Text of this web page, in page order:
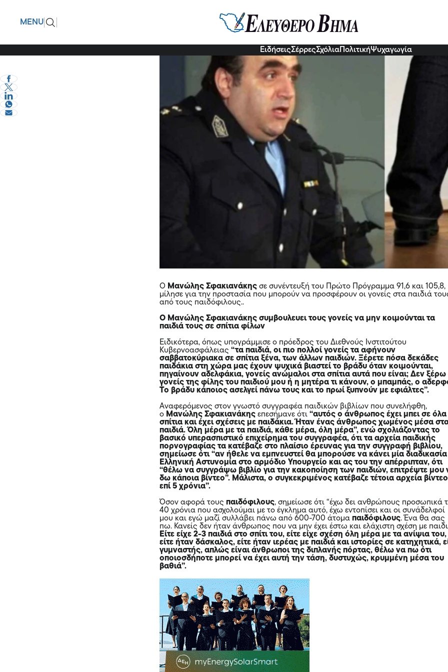
MENU
ΕιδήσειςΣέρρεςΣχόλια ΠολιτικήΨυχαγωγία
Δραματική προειδοποίηση Σφακιανάκη:
παιδιά σας να κοιμούνται σε άλλα σπίτια»
eVima Serres Team06 Νοε 2022, 11:21
Ο Μανώλης Σφακιανάκης σε συνέντευξή του Πρώτο Πρόγραμμα 91,6 και 105,8,
μίλησε για την προστασία που μπορούν να προσφέρουν οι γονείς στα παιδιά
από τους παιδόφιλους..
Ο Μανώλης Σφακιανάκης συμβουλευει τους γονείςνα μην κοιμούνται τα
παιδιά τους σε σπίτια φίλων
Ειδικότερα, όπως υπογράμμισε ο πρόεδρος του Διεθνούς Ινστιτούτου
Κυβερνοασφάλειας“τα παιδιά, οι πιο πολλοί γονείς τα αφήνουν
σαββατοκύριακα σε σπίτια ξένα, των άλλων παιδιών. Ξέρετε πόσα δεκάδες
παιδάκια στη χώρα μας έχουν ψυχικά βιαστεί το βράδυ όταν κοιμούνται,
πηγαίνουν αδελφάκια, γονείς ανώμαλοι στα σπίτια αυτά που είναι; Δεν ξέρω
γονείς της φίλης του παιδιού μου ή η μητέρα τι κάνουν, ο μπαμπάς, ο
Το βράδυ κάποιος ασελγεί πάνω τους και το πρωί ξυπνούν με εφιάλτες”.
Αναφερόμενος στον γνωστό συγγραφέα παιδικών βιβλίων που συνελήφθη,
ο Μανώλης Σφακιανάκης επεσήμανε ότι“αυτός ο άνθρωπος έχει μπει σε όλα
σπίτια και έχει σχέσεις με παιδάκια. Ήταν ένας άνθρωπος χωμένος μέσα
παιδιά. Όλη μέρα με τα παιδιά, κάθε μέρα, όλη μέρα”, ενώ σχολιάζοντας το
βασικό υπερασπιστικό επιχείρημα του συγγραφέα, ότι τα αρχεία παιδικής
πορνογραφίας τα κατέβαζε στο πλαίσιο έρευνας για την συγγραφή βιβλίου,
σημείωσε ότι “αν ήθελε να εμπνευστεί θα μπορούσε να κάνει μία διαδικασία
Ελληνική Αστυνομία στο αρμόδιο Υπουργείο και ας του την απέρριπταν, ότι
“θέλω να συγγράψω βιβλίο για την κακοποίηση των παιδιών, επιτρέψτε μου
δω κάποια βίντεο”. Μάλιστα, ο συγκεκριμένος κατέβαζε τέτοια αρχεία βίντεο
επί 5 χρόνια”.
Όσον αφορά τουςπαιδόφιλους, σημείωσε ότι “έχω δει ανθρώπους προσωπικά
40 χρόνια που ασχολούμαι με το έγκλημα αυτό, έχω εντοπίσει και οι συνάδελφοί
μου και εγώ μαζί συλλάβει πάνω από 600-700 άτομαπαιδόφιλους. Ένα θα σας
πω. Κανείς δεν ήταν άνθρωπος που να μην έχει έστω και ελάχιστη σχέση με
Είτε είχε 2-3 παιδιά στο σπίτι του, είτε είχε σχέση όλη μέρα με τα ανίψια του,
είτε ήταν δάσκαλος, είτε ήταν ιερέας με παιδιά και ιστορίες σε κατηχητικά,
γυμναστής, απλώς είναι άνθρωποι της διπλανής πόρτας, θέλω να πω ότι
οποιοσδήποτε μπορεί να έχει αυτή την τάση, δυστυχώς, κρυμμένη μέσα του
βαθιά”.